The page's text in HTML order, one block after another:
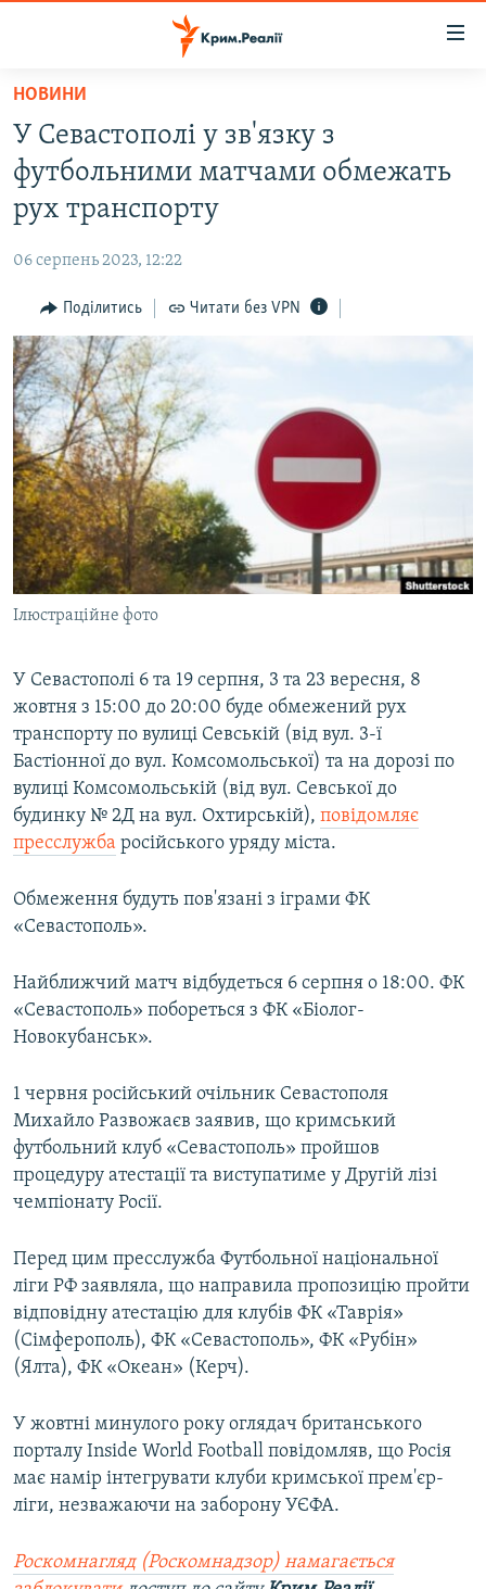
Перейти
основного
матеріалу
Перейти
до
основної
навігації
Перейти
до
пошуку
ВОДА.КРИМ
ВІДЕО ТА ФОТО
БЛОГИ
ПОГЛЯД
ІНТЕРВ'Ю
ВСЕ ЗА ДЕНЬ
СПЕЦПРОЕКТИ
ДЕПОРТАЦІЯ
ВІДЕОУРОКИ «ELIFBE»
СВІДЧЕННЯ ОКУПАЦІЇ
УКРАЇНСЬКА ПРОБЛЕМА КРИМУ
ІНФОГРАФІКА
ЯК ОБІЙТИ БЛОКУВАННЯ
Русский
Qırımtatar
ДОЛУЧАЙСЯ!
НОВИНИ
У Севастополі у зв'язку з
футбольними матчами обмежать
рух транспорту
06 серпень 2023, 12:22
Поділитись Читати без VPN
Ілюстраційне фото
У Севастополі 6 та 19 серпня, 3 та 23 вересня, 8
жовтня з 15:00 до 20:00 буде обмежений рух
транспорту по вулиці Севській (від вул. 3-ї
Бастіонної до вул. Комсомольської) та на дорозі по
вулиці Комсомольській (від вул. Севської до
будинку № 2Д на вул. Охтирській), повідомляє
пресслужба російського уряду міста.
Обмеження будуть пов'язані з іграми ФК
«Севастополь».
Найближчий матч відбудеться 6 серпня о 18:00. ФК
«Севастополь» побореться з ФК «Біолог-
Новокубанськ».
1 червня російський очільник Севастополя
Михайло Развожаєв заявив, що кримський
футбольний клуб «Севастополь» пройшов
процедуру атестації та виступатиме у Другій лізі
чемпіонату Росії.
Перед цим пресслужба Футбольної національної
ліги РФ заявляла, що направила пропозицію пройти
відповідну атестацію для клубів ФК «Таврія»
(Сімферополь), ФК «Севастополь», ФК «Рубін»
(Ялта), ФК «Океан» (Керч).
У жовтні минулого року оглядач британського
порталу Inside World Football повідомляв, що Росія
має намір інтегрувати клуби кримської прем'єр-
ліги, незважаючи на заборону УЄФА.
Роскомнагляд (Роскомнадзор) намагається